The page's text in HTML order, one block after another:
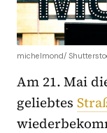
michelmond/
Am 21. Mai
geliebtes